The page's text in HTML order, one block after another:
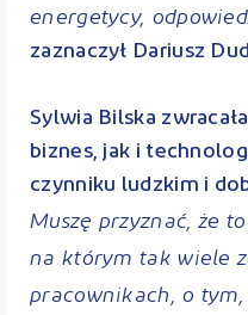
energetycy,
zaznaczył Dariusz
Sylwia Bilska
biznes, jak i
czynniku ludzkim i
Muszę przyznać, że
na którym tak wiele
pracownikach, o